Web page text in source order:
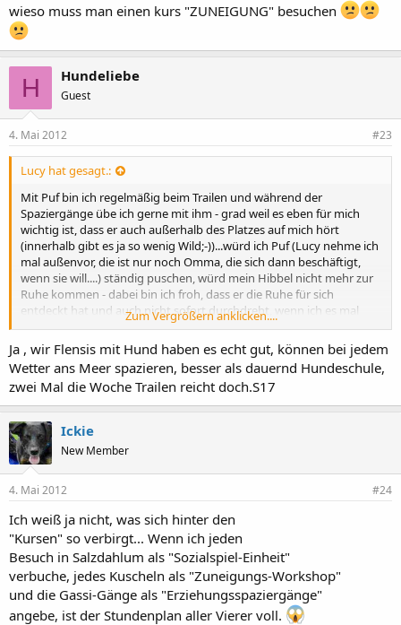
wieso muss man einen kurs "ZUNEIGUNG" besuchen
H Hundeliebe
Guest
4. Mai 2012 #23
Lucy hat gesagt.:
Mit Puf bin ich regelmäßig beim Trailen und während der
Spaziergänge übe ich gerne mit ihm - grad weil es eben für mich
wichtig ist, dass er auch außerhalb des Platzes auf mich hört
(innerhalb gibt es ja so wenig Wild;-))...würd ich Puf (Lucy nehme ich
mal außenvor, die ist nur noch Omma, die sich dann beschäftigt,
wenn sie will....) ständig puschen, würd mein Hibbel nicht mehr zur
Ruhe kommen - dabei bin ich froh, dass er die Ruhe für sich
entdeckt hat und auch nicht sofort durchdreht, wenn ich es mal
nicht schaffe, ihn zu bespaßen
Aber genauso haben wir unsere Tage, wo wir Hund Hund sein
lassen - wir üben nicht verbissen, aber konsequent, ich mache gern
mal ein Seminar mit, aber bitte nicht täglich oder wöchentlich,
sondern dann,wenn das Seminar interessant ist (was hier oben
nicht so häufig ist...)
Ich liebe die Nachmittage, wo wir an der Steilküste unterwegs sind
und die Seele baumeln lassen oder unsere Spiegelei-Tage (da liegen
die Hunde halt rum, wie Spiegeleier in der Pfanne*g).....und mal
Hunden machen könnte, da ich noch Kinder, Job, Haushalt und
auch einen Mann habe, die ich sonst wohl kaum unter einen Hut
bringen würde
Zum Vergrößern anklicken....
Ja , wir Flensis mit Hund haben es echt gut, können bei jedem
Wetter ans Meer spazieren, besser als dauernd Hundeschule,
zwei Mal die Woche Trailen reicht doch.S17
Ickie
New Member
4. Mai 2012 #24
Ich weiß ja nicht, was sich hinter den
"Kursen" so verbirgt... Wenn ich jeden
Besuch in Salzdahlum als "Sozialspiel-Einheit"
verbuche, jedes Kuscheln als "Zuneigungs-Workshop"
und die Gassi-Gänge als "Erziehungsspaziergänge"
angebe, ist der Stundenplan aller Vierer voll.